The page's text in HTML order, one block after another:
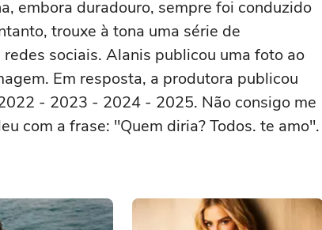
embora duradouro, sempre foi conduzido
trouxe à tona uma série de
sociais. Alanis publicou uma foto ao
Em resposta, a produtora publicou
- 2023 - 2024 - 2025. Não consigo me
com a frase: "Quem diria? Todos. te amo".